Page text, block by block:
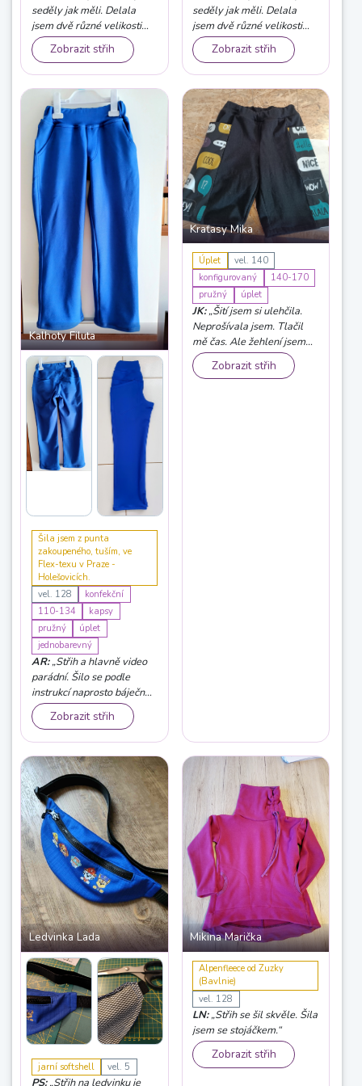
seděly jak měli. Delala
jsem dvě různé velikosti
pro dvě kamarádky a na
další už mam střiženo“
Zobrazit střih
seděly jak měli. Delala
jsem dvě různé velikosti
pro dvě kamarádky a na
další už mam střiženo“
Zobrazit střih
Kalhoty Filuta
Šila jsem z punta
zakoupeného, tuším, ve
Flex-texu v Praze -
Holešovicích.
vel. 128
konfekční
110-134
kapsy
pružný
úplet
jednobarevný
AR:„Střih a hlavně video
parádní. Šilo se podle
instrukcí naprosto báječně,
moc děkuji. U kalhot se mi
moc líbí řešení zadních
kapes, paráda.“
Zobrazit střih
Kraťasy Mika
Úplet
vel. 140
konfigurovaný
140-170
pružný
úplet
JK:„Šití jsem si ulehčila.
Neprošívala jsem. Tlačil
mě čas. Ale žehlení jsem
nevynechala!“
Zobrazit střih
Ledvinka Lada
jarní softshell vel. 5
PS:„Střih na ledvinku je
Mikina Marička
Alpenfleece od Zuzky
(Bavlnie)
vel. 128
LN:„Střih se šil skvěle. Šila
jsem se stojáčkem.“
Zobrazit střih